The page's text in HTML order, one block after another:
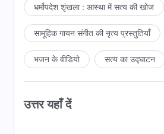
धर्मोपदेश शृंखला : आस्था में सत्य की खोज
सामूहिक गायन संगीत की नृत्य प्रस्तुतियाँ
भजन के वीडियो सत्य का उद्घाटन
उत्तर यहाँ दें